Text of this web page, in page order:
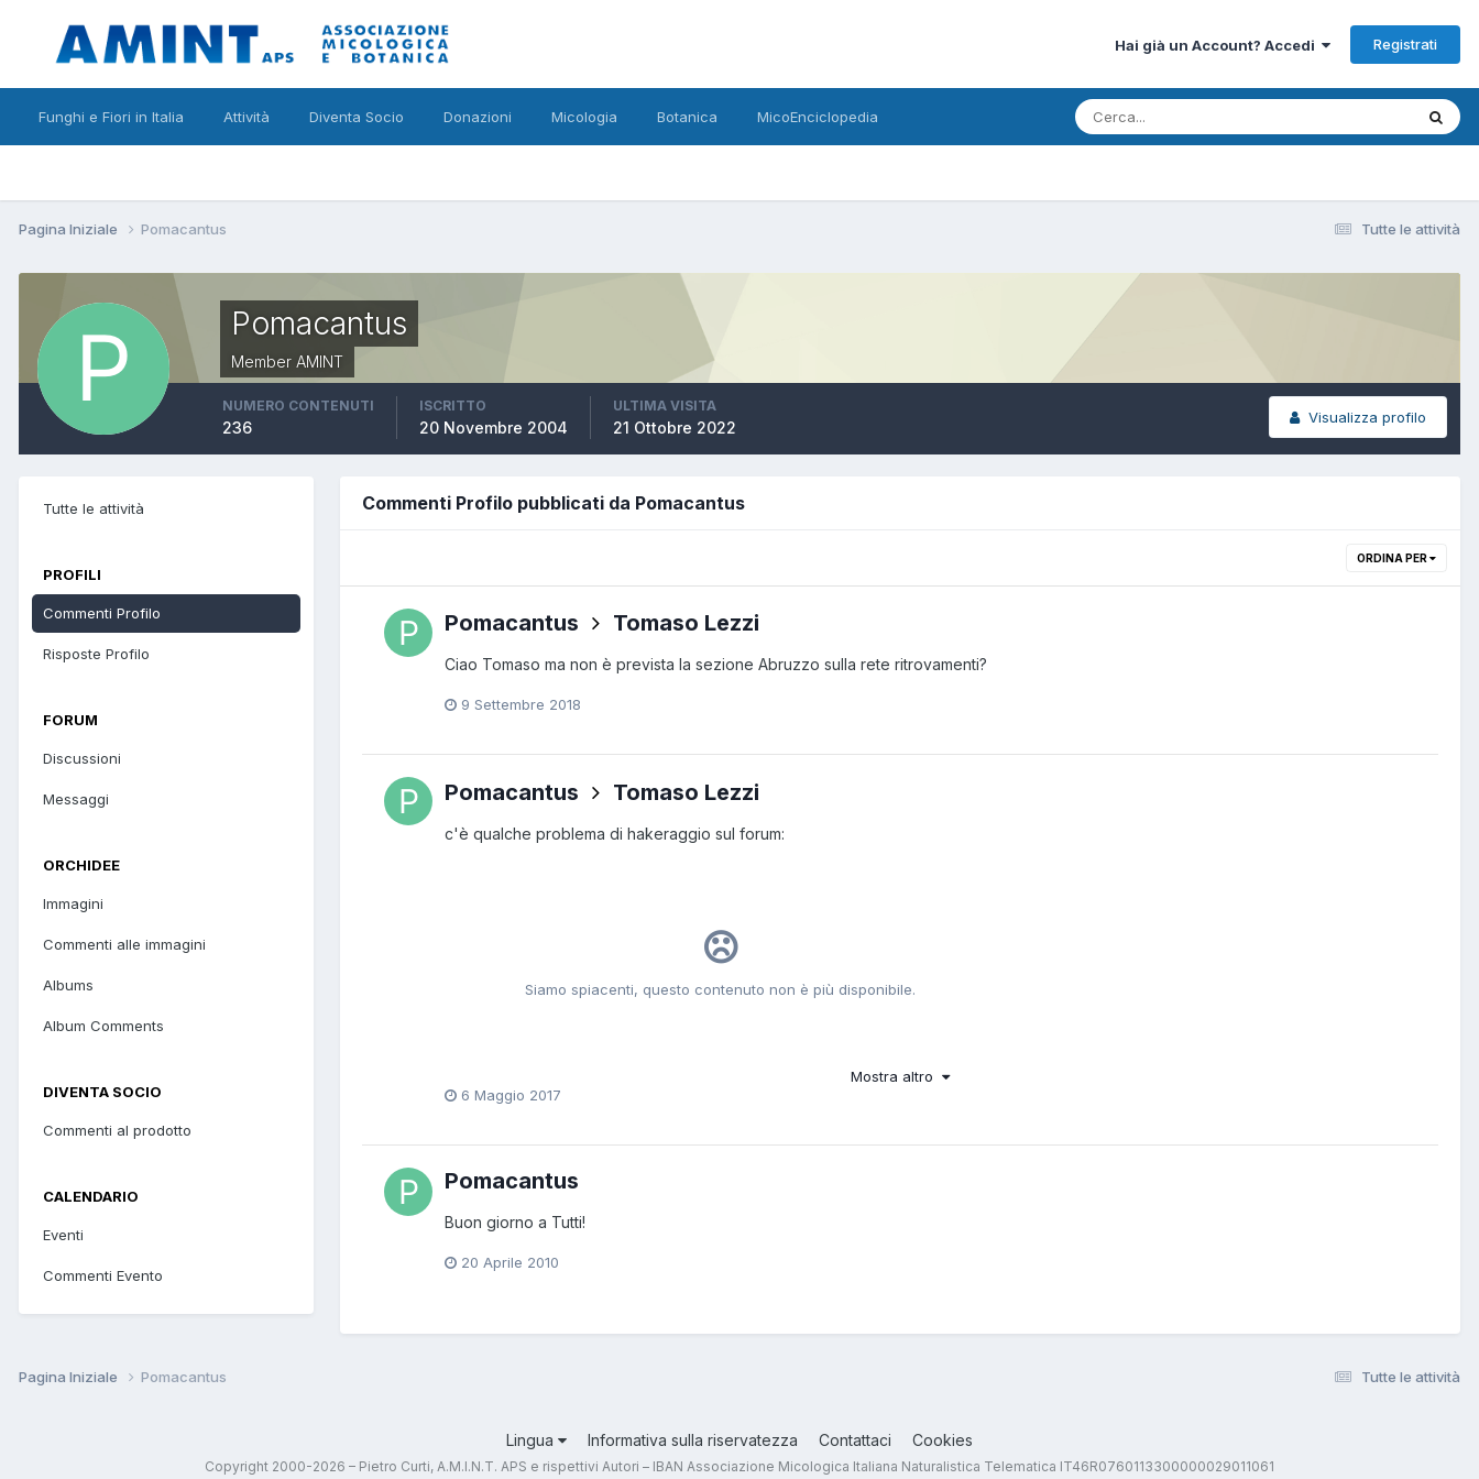
Hai già un Account? Accedi Registrati
Funghi e Fiori in Italia Attività Diventa Socio Donazioni Micologia Botanica MicoEnciclopedia
Tutte le attività
Pagina Iniziale Pomacantus
Pomacantus
Member AMINT
Visualizza profilo
NUMERO CONTENUTI
236
ISCRITTO
20 Novembre 2004
ULTIMA VISITA
21 Ottobre 2022
Tutte le attività
PROFILI
Commenti Profilo
Risposte Profilo
FORUM
Discussioni
Messaggi
ORCHIDEE
Immagini
Commenti alle immagini
Albums
Album Comments
DIVENTA SOCIO
Commenti al prodotto
CALENDARIO
Eventi
Commenti Evento
Commenti Profilo pubblicati da Pomacantus
ORDINA PER
Pomacantus Tomaso Lezzi
Ciao Tomaso ma non è prevista la sezione Abruzzo sulla rete ritrovamenti?
9 Settembre 2018
Pomacantus Tomaso Lezzi
c'è qualche problema di hakeraggio sul forum:
Mostra altro
6 Maggio 2017
Pomacantus
Buon giorno a Tutti!
20 Aprile 2010
Tutte le attività
Pagina Iniziale Pomacantus
Lingua Informativa sulla riservatezza Contattaci Cookies
Copyright 2000-2026 – Pietro Curti, A.M.I.N.T. APS e rispettivi Autori – IBAN Associazione Micologica Italiana Naturalistica Telematica IT46R0760113300000029011061